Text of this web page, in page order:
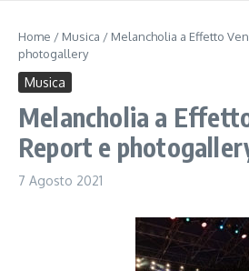
Home / Musica / Melancholia a Effetto
photogallery
Musica
Melancholia a
Report e
7 Agosto 2021